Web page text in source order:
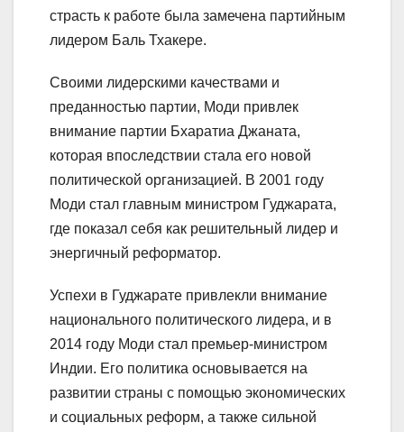
страсть к работе была замечена партийным
лидером Баль Тхакере.
Своими лидерскими качествами и
преданностью партии, Моди привлек
внимание партии Бхаратиа Джаната,
которая впоследствии стала его новой
политической организацией. В 2001 году
Моди стал главным министром Гуджарата,
где показал себя как решительный лидер и
энергичный реформатор.
Успехи в Гуджарате привлекли внимание
национального политического лидера, и в
2014 году Моди стал премьер-министром
Индии. Его политика основывается на
развитии страны с помощью экономических
и социальных реформ, а также сильной